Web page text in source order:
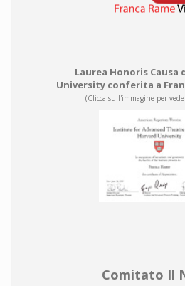
Laurea Honoris Causa
University conferita a
(Clicca sull'immagine per
Comitato Il